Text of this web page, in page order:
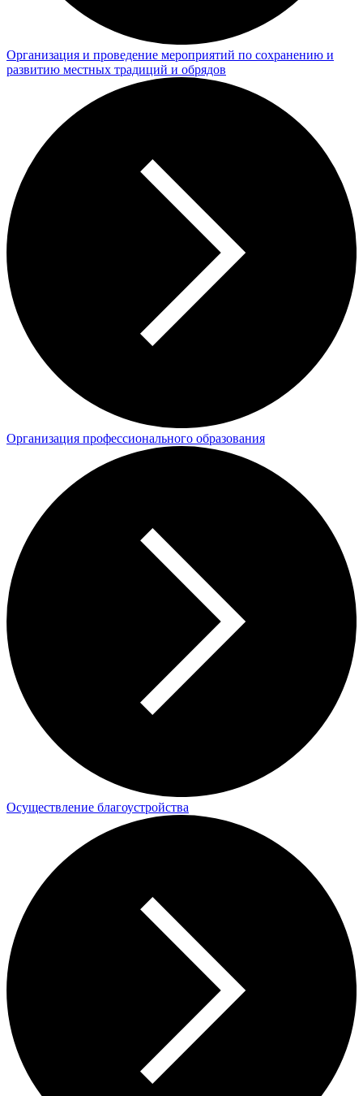
Организация и проведение мероприятий по сохранению и
развитию местных традиций и обрядов
Организация профессионального образования
Осуществление благоустройства